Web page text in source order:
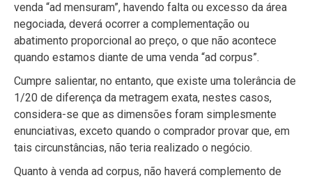
venda “ad mensuram”, havendo falta ou excesso da área
negociada, deverá ocorrer a complementação ou
abatimento proporcional ao preço, o que não acontece
quando estamos diante de uma venda “ad corpus”.
Cumpre salientar, no entanto, que existe uma tolerância de
1/20 de diferença da metragem exata, nestes casos,
considera-se que as dimensões foram simplesmente
enunciativas, exceto quando o comprador provar que, em
tais circunstâncias, não teria realizado o negócio.
Quanto à venda ad corpus, não haverá complemento de